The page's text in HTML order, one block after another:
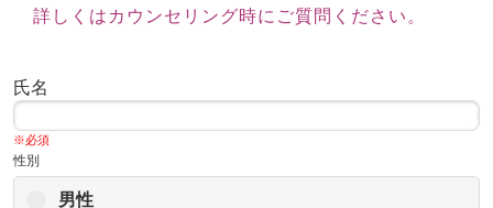
詳しくはカウンセリング時にご質問ください。
氏名
※必須
性別
男性